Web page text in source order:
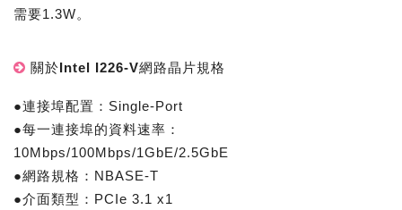
需要1.3W。
關於Intel I226-V網路晶片規格
●連接埠配置：Single-Port
●每一連接埠的資料速率：
10Mbps/100Mbps/1GbE/2.5GbE
●網路規格：NBASE-T
●介面類型：PCIe 3.1 x1